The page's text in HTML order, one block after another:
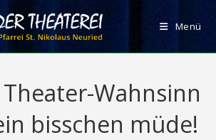
Menü
Theater-Wahnsinn
bisschen müde!